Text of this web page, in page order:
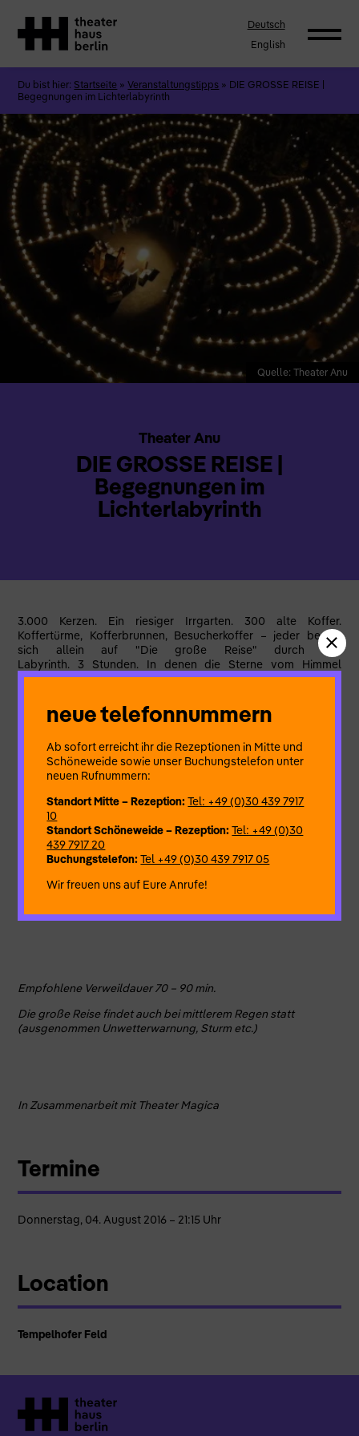
Deutsch
English
Du bist hier: Startseite »Veranstaltungstipps » DIE GROSSE REISE |
Begegnungen im Lichterlabyrinth
Quelle: Theater Anu
Theater Anu
DIE GROSSE REISE |
Begegnungen im
Lichterlabyrinth
3.000 Kerzen. Ein riesiger Irrgarten. 300 alte Koffer.
Koffertürme, Kofferbrunnen, Besucherkoffer – jeder begibt
sich allein auf "Die große Reise" durch das
Labyrinth. 3 Stunden. In denen die Sterne vom Himmel
gefallen sind und Figuren ihre Geschichten offenbaren – mit
Ein Lichtermeer fließt über Plätze und Parkanlagen,
durchströmt Tunnel und große Hallen. Für diejenigen, die sich
hineinbegeben, wird es zu einem bespielten Lichterlabyrinth
ständiger Wiederholung von ihren Träumen, vom Nicht-
Weiterkommen und von ihren kleinen Inseln des Glücks – ein
poetisches Spiel auf dem Weg in die Mitte.
Lassen Sie sich verzaubern von der Magie der Bilder, dem
Verweilen Sie bis es Sie wieder hinaus trägt in die Nacht.
Empfohlene Verweildauer 70 – 90 min.
Die große Reise findet auch bei mittlerem Regen statt
(ausgenommen Unwetterwarnung, Sturm etc.)
In Zusammenarbeit mit Theater Magica
Termine
Donnerstag, 04. August 2016 – 21:15 Uhr
Location
Tempelhofer Feld
neue telefonnummern
Ab sofort erreicht ihr die Rezeptionen in Mitte und
Schöneweide sowie unser Buchungstelefon unter
neuen Rufnummern:
Standort Mitte – Rezeption:Tel: +49 (0)30 439 7917
10
Standort Schöneweide – Rezeption:Tel: +49 (0)30
439 7917 20
Buchungstelefon:Tel +49 (0)30 439 7917 05
Wir freuen uns auf Eure Anrufe!